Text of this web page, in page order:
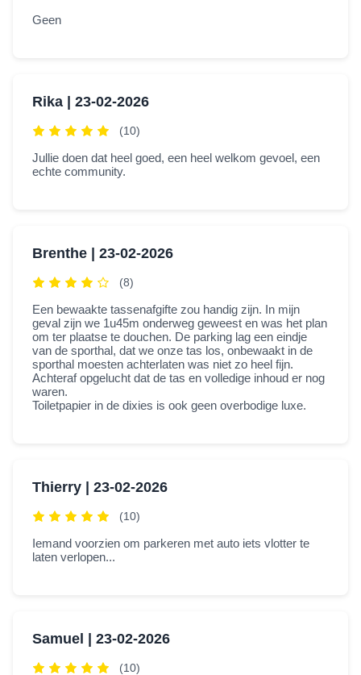
Geen
Rika | 23-02-2026
(10)
Jullie doen dat heel goed, een heel welkom gevoel, een
echte community.
Brenthe | 23-02-2026
(8)
Een bewaakte tassenafgifte zou handig zijn. In mijn
geval zijn we 1u45m onderweg geweest en was het plan
om ter plaatse te douchen. De parking lag een eindje
van de sporthal, dat we onze tas los, onbewaakt in de
sporthal moesten achterlaten was niet zo heel fijn.
Achteraf opgelucht dat de tas en volledige inhoud er nog
waren.
Toiletpapier in de dixies is ook geen overbodige luxe.
Thierry | 23-02-2026
(10)
Iemand voorzien om parkeren met auto iets vlotter te
laten verlopen...
Samuel | 23-02-2026
(10)